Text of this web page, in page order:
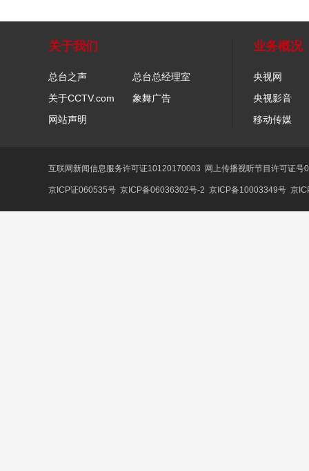
关于我们
总台之声
总台总经理室
关于CCTV.com
象舞广告
网站声明
业务概况
央视网
央视影音
移动传媒
互联网新闻信息服务许可证10120170003 网上传播视听节目许可证
京ICP证060535号 京ICP备06036302号-2 京ICP备10003349号 京